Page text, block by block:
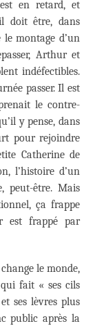
en retard, et
doit être, dans
montage d’un
Arthur et
indéfectibles.
passer. Il est
le contre-
y pense, dans
pour rejoindre
Catherine de
l’histoire d’un
peut-être. Mais
ça frappe
est frappé par
le monde,
fait « ses cils
ses lèvres plus
public après la